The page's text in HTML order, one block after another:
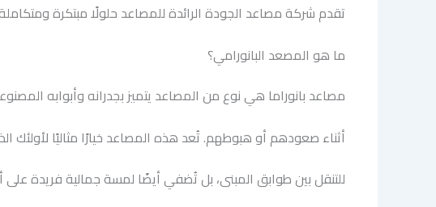
تقدم شركة مصاعد الجودة الرائدة للمصاعد حلولًا مبتكرة
ما هو المصعد البانورامي؟
مصاعد بانوراما هي نوع من المصاعد يتميز بجدرانه وأبوابه
أثناء صعودهم أو هبوطهم. تُعد هذه المصاعد خيارًا مثاليًا
للتنقل بين طوابق المبنى، بل تُضفي أيضًا لمسة جمالية فريدة